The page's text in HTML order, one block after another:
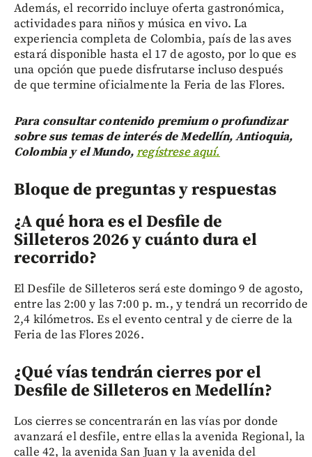
Además, el recorrido incluye oferta gastronómica,
actividades para niños y música en vivo. La
experiencia completa de Colombia, país de las aves
estará disponible hasta el 17 de agosto, por lo que es
una opción que puede disfrutarse incluso después
de que termine oficialmente la Feria de las Flores.
Para consultar contenido premium o profundizar
sobre sus temas de interés de Medellín, Antioquia,
Colombia y el Mundo,regístrese aquí.
Bloque de preguntas y respuestas
¿A qué hora es el Desfile de
Silleteros 2026 y cuánto dura el
recorrido?
El Desfile de Silleteros será este domingo 9 de agosto,
entre las 2:00 y las 7:00 p. m., y tendrá un recorrido de
2,4 kilómetros. Es el evento central y de cierre de la
Feria de las Flores 2026.
¿Qué vías tendrán cierres por el
Desfile de Silleteros en Medellín?
Los cierres se concentrarán en las vías por donde
avanzará el desfile, entre ellas la avenida Regional, la
calle 42, la avenida San Juan y la avenida del